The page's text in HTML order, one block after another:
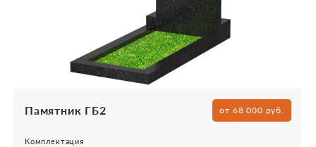
Памятник ГБ2 от 68 000 руб.
Комплектация